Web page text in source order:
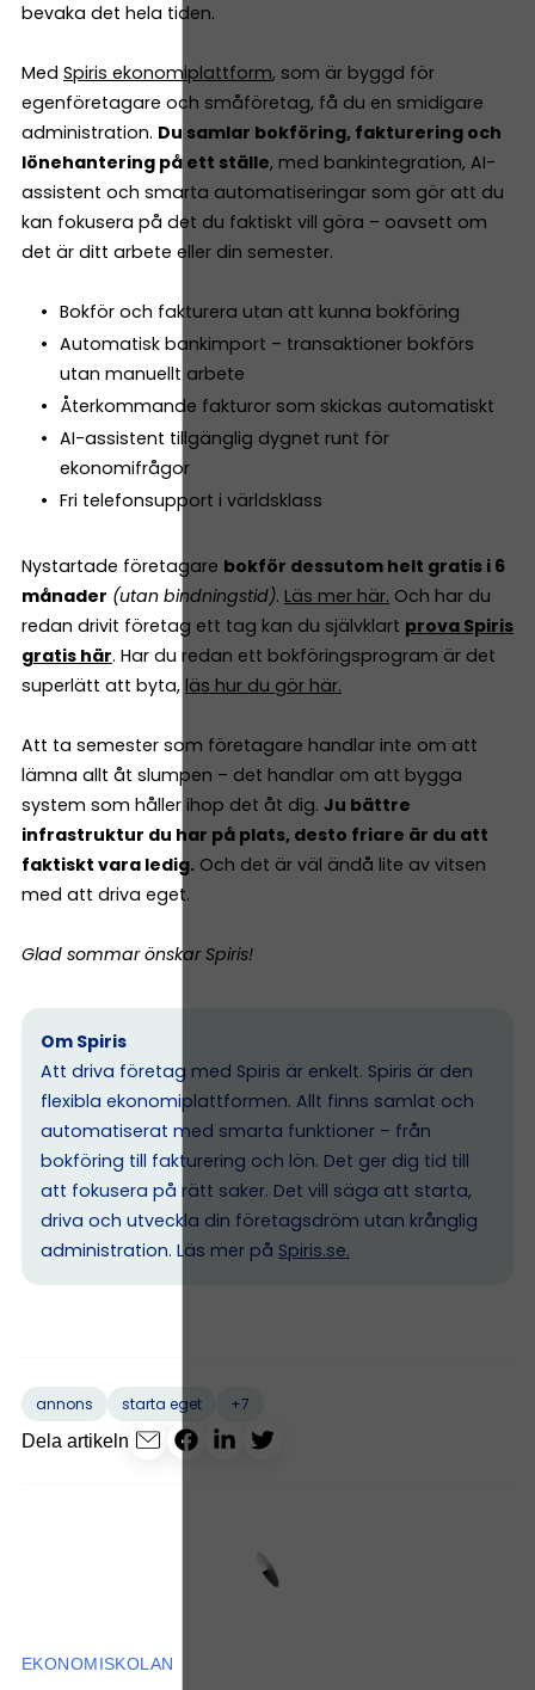
bevaka det hela tiden.
Med Spiris ekonomiplattform, som är byggd för
egenföretagare och småföretag, få du en smidigare
administration. Du samlar bokföring, fakturering och
lönehantering på ett ställe, med bankintegration, AI-
assistent och smarta automatiseringar som gör att du
kan fokusera på det du faktiskt vill göra – oavsett om
det är ditt arbete eller din semester.
Bokför och fakturera utan att kunna bokföring
Automatisk bankimport – transaktioner bokförs
utan manuellt arbete
Återkommande fakturor som skickas automatiskt
AI-assistent tillgänglig dygnet runt för
ekonomifrågor
Fri telefonsupport i världsklass
Nystartade företagare bokför dessutom helt gratis i 6
månader (utan bindningstid). Läs mer här. Och har du
redan drivit företag ett tag kan du självklart prova Spiris
gratis här. Har du redan ett bokföringsprogram är det
superlätt att byta, läs hur du gör här.
Att ta semester som företagare handlar inte om att
lämna allt åt slumpen – det handlar om att bygga
system som håller ihop det åt dig. Ju bättre
infrastruktur du har på plats, desto friare är du att
faktiskt vara ledig. Och det är väl ändå lite av vitsen
med att driva eget.
Glad sommar önskar Spiris!
Om Spiris
Att driva företag med Spiris är enkelt. Spiris är den
flexibla ekonomiplattformen. Allt finns samlat och
automatiserat med smarta funktioner – från
bokföring till fakturering och lön. Det ger dig tid till
att fokusera på rätt saker. Det vill säga att starta,
driva och utveckla din företagsdröm utan krånglig
administration. Läs mer på Spiris.se.
annons starta eget
+7
Dela artikeln
EKONOMISKOLAN